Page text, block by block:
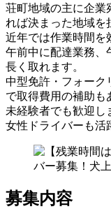
荘町地域の主に企業
れば決まった地域を
近年では作業時間を
午前中に配達業務、
長く取れます。
中型免許・フォーク
で取得費用の補助も
未経験者でも歓迎し
女性ドライバーも活
募集内容